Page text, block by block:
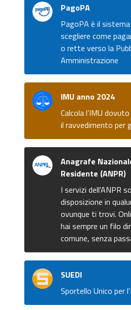
PagoPA
PagoPA è il
scegliere come
o rette verso la
Amministrazione
IMU anno 2024
Calcola l’IMU
il ravvedimento per
Anagrafe
Residente (ANPR)
I servizi dell'ANPR
disposizione in
ovunque ti trovi.
hai sempre un filo
comune, senza
SUEDI
Sportello Unico per